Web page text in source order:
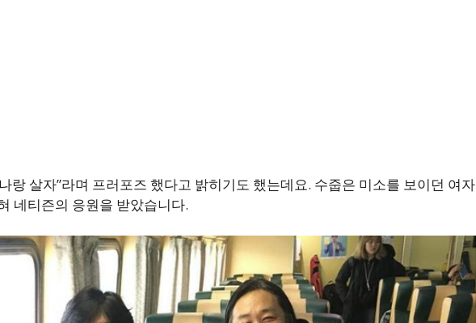
랑 살자”라며 프러포즈 했다고 밝히기도 했는데요. 수줍은 미소를 보이던 여자
네티즌의 응원을 받았습니다.